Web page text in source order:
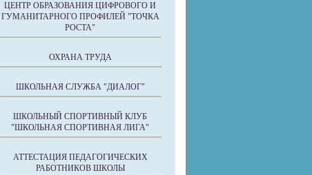
ЦЕНТР ОБРАЗОВАНИЯ ЦИФРОВОГО И
ГУМАНИТАРНОГО ПРОФИЛЕЙ "ТОЧКА
РОСТА"
ОХРАНА ТРУДА
ШКОЛЬНАЯ СЛУЖБА "ДИАЛОГ"
ШКОЛЬНЫЙ СПОРТИВНЫЙ КЛУБ
"ШКОЛЬНАЯ СПОРТИВНАЯ ЛИГА"
АТТЕСТАЦИЯ ПЕДАГОГИЧЕСКИХ
РАБОТНИКОВ ШКОЛЫ